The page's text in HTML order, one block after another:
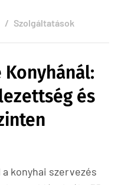
Szolgáltatások
Konyhánál:
és
a konyhai szervezés